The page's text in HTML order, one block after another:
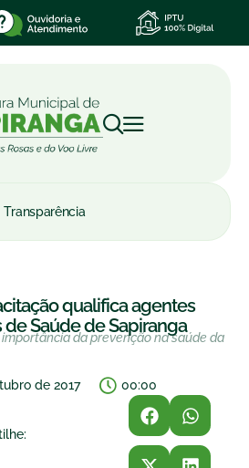
Transparência
qualifica agentes
Saúde de Sapiranga
da prevenção na saúde da
de 2017
00:00